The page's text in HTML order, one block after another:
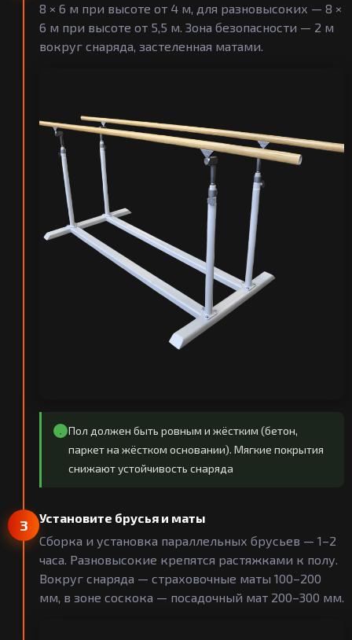
8 × 6 м при высоте от 4 м, для разновысоких — 8 ×
6 м при высоте от 5,5 м. Зона безопасности — 2 м
вокруг снаряда, застеленная матами.
Пол должен быть ровным и жёстким (бетон,
паркет на жёстком основании). Мягкие покрытия
снижают устойчивость снаряда
3
Установите брусья и маты
Сборка и установка параллельных брусьев — 1–2
часа. Разновысокие крепятся растяжками к полу.
Вокруг снаряда — страховочные маты 100–200
мм, в зоне соскока — посадочный мат 200–300 мм.